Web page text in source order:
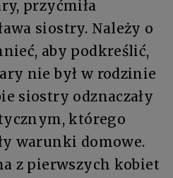
przyćmiła
siostry. Należy o
aby podkreślić,
nie był w rodzinie
siostry odznaczały
którego
warunki domowe.
z pierwszych kobiet